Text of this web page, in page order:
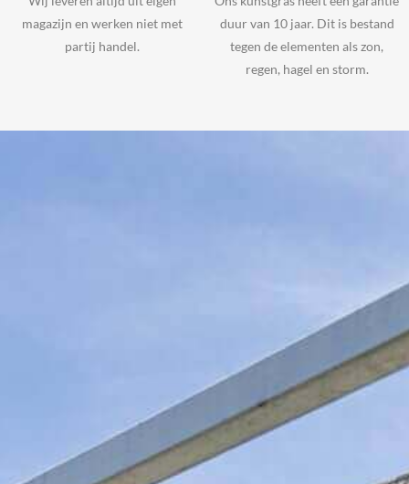
magazijn en werken niet met
partij handel.
duur van 10 jaar. Dit is bestand
tegen de elementen als zon,
regen, hagel en storm.